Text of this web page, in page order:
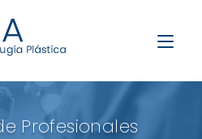
Profesionales